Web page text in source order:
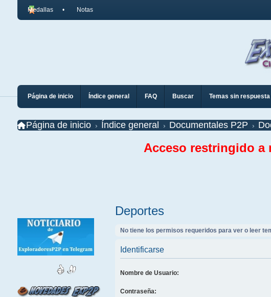
Medallas Notas
Página de inicio Índice general FAQ Buscar Temas sin respuesta
Página de inicio Índice general Documentales P2P
Acceso restringido a
Deportes
No tiene los permisos requeridos para ver o leer
Identificarse
Nombre de Usuario:
Contraseña: